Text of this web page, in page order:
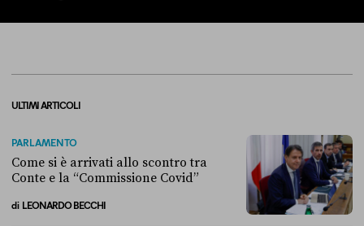
ULTIMI ARTICOLI
PARLAMENTO
Come si è arrivati allo scontro tra
Conte e la “Commissione Covid”
di LEONARDO BECCHI